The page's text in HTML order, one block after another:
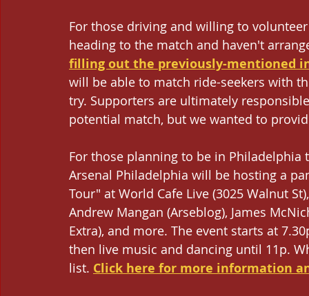
For those driving and willing to
heading to the match and haven't
filling out the previously-mentioned
will be able to match ride-seekers with
try. Supporters are ultimately
potential match, but we wanted to
For those planning to be in Philadelphia
Arsenal Philadelphia will be hosting a
Tour" at World Cafe Live (3025 Walnut
Andrew Mangan (Arseblog), James
Extra), and more. The event starts at
then live music and dancing until 11p.
list. Click here for more information